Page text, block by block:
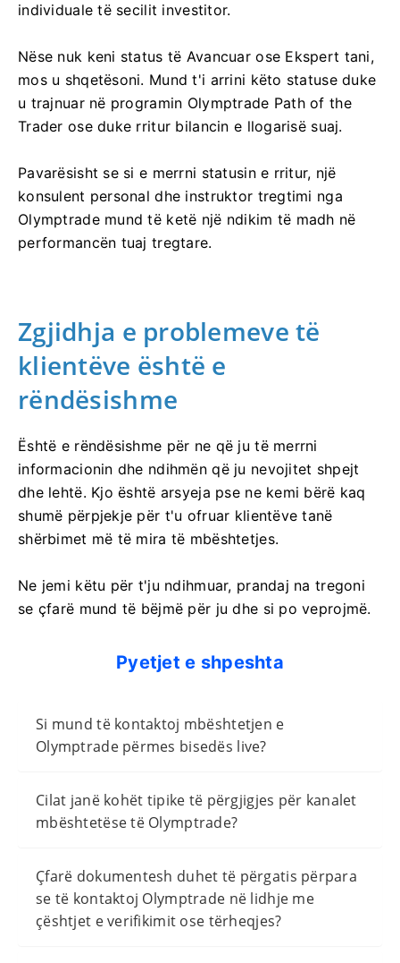
individuale të secilit investitor.
Nëse nuk keni status të Avancuar ose Ekspert tani,
mos u shqetësoni. Mund t'i arrini këto statuse duke
u trajnuar në programin Olymptrade Path of the
Trader ose duke rritur bilancin e llogarisë suaj.
Pavarësisht se si e merrni statusin e rritur, një
konsulent personal dhe instruktor tregtimi nga
Olymptrade mund të ketë një ndikim të madh në
performancën tuaj tregtare.
Zgjidhja e problemeve të
klientëve është e
rëndësishme
Është e rëndësishme për ne që ju të merrni
informacionin dhe ndihmën që ju nevojitet shpejt
dhe lehtë. Kjo është arsyeja pse ne kemi bërë kaq
shumë përpjekje për t'u ofruar klientëve tanë
shërbimet më të mira të mbështetjes.
Ne jemi këtu për t'ju ndihmuar, prandaj na tregoni
se çfarë mund të bëjmë për ju dhe si po veprojmë.
Pyetjet e shpeshta
Si mund të kontaktoj mbështetjen e
Olymptrade përmes bisedës live?
Cilat janë kohët tipike të përgjigjes për kanalet
mbështetëse të Olymptrade?
Çfarë dokumentesh duhet të përgatis përpara
se të kontaktoj Olymptrade në lidhje me
çështjet e verifikimit ose tërheqjes?